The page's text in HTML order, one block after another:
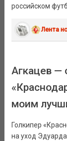
российском
Лента
Агкацев —
моим
Голкипер
на уход